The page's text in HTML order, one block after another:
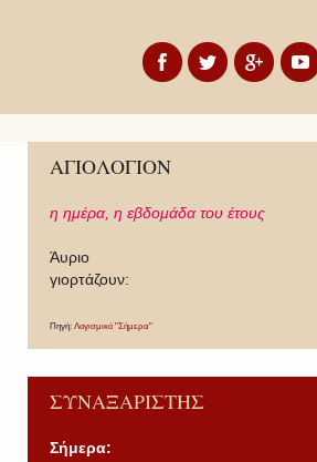
ΑΓΙΟΛΟΓΙΟΝ
η ημέρα, η εβδομάδα του έτους
Άυριο
γιορτάζουν:
Πηγή: Λογισμικό "Σήμερα"
ΣΥΝΑΞΑΡΙΣΤΗΣ
Σήμερα: